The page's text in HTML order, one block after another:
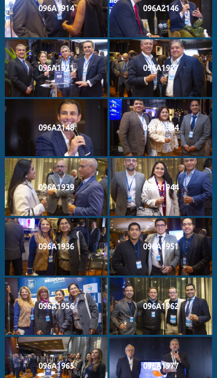
096A1914 096A2146
096A1921 096A1927
096A2148 096A1934
096A1939 096A1944
096A1936 096A1951
096A1956 096A1962
096A1965 096A1977